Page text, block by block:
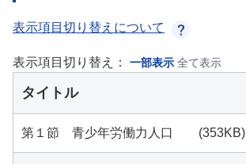
表示項目切り替えについて
表示項目切り替え： 一部表示 全て表示
タイトル
第１節 青少年労働力人口 (353KB)